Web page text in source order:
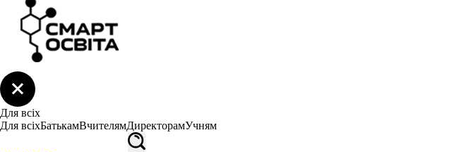
Для всіх
Для всіхБатькамВчителямДиректорамУчням